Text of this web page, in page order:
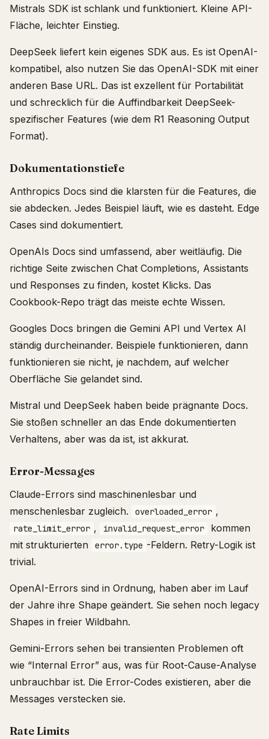
Mistrals SDK ist schlank und funktioniert. Kleine API-
Fläche, leichter Einstieg.
DeepSeek liefert kein eigenes SDK aus. Es ist OpenAI-
kompatibel, also nutzen Sie das OpenAI-SDK mit einer
anderen Base URL. Das ist exzellent für Portabilität
und schrecklich für die Auffindbarkeit DeepSeek-
spezifischer Features (wie dem R1 Reasoning Output
Format).
Dokumentationstiefe
Anthropics Docs sind die klarsten für die Features, die
sie abdecken. Jedes Beispiel läuft, wie es dasteht. Edge
Cases sind dokumentiert.
OpenAIs Docs sind umfassend, aber weitläufig. Die
richtige Seite zwischen Chat Completions, Assistants
und Responses zu finden, kostet Klicks. Das
Cookbook-Repo trägt das meiste echte Wissen.
Googles Docs bringen die Gemini API und Vertex AI
ständig durcheinander. Beispiele funktionieren, dann
funktionieren sie nicht, je nachdem, auf welcher
Oberfläche Sie gelandet sind.
Mistral und DeepSeek haben beide prägnante Docs.
Sie stoßen schneller an das Ende dokumentierten
Verhaltens, aber was da ist, ist akkurat.
Error-Messages
Claude-Errors sind maschinenlesbar und
menschenlesbar zugleich.
overloaded_error ,
rate_limit_error , invalid_request_error
kommen
mit strukturierten
error.type -Feldern. Retry-Logik ist
trivial.
OpenAI-Errors sind in Ordnung, haben aber im Lauf
der Jahre ihre Shape geändert. Sie sehen noch legacy
Shapes in freier Wildbahn.
Gemini-Errors sehen bei transienten Problemen oft
wie “Internal Error” aus, was für Root-Cause-Analyse
unbrauchbar ist. Die Error-Codes existieren, aber die
Messages verstecken sie.
Rate Limits